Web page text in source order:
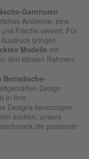
Garnituren
Ambiente, eine
Frische vereint. Für
bringen
Modelle mit
den idealen Rahmen.
Bettwäsche-
Design
in Ihre
Designs bevorzugen
suchen, unsere
die passende